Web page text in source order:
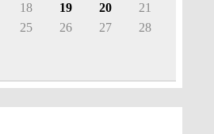
18 19 20
21
25 26 27
28